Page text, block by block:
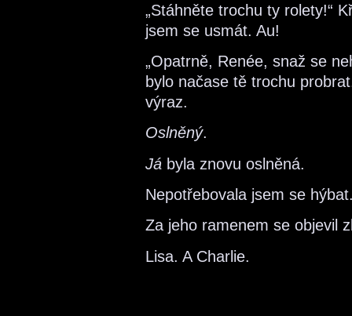
„Stáhněte trochu ty rolety!“
jsem se usmát. Au!
„Opatrně, Renée, snaž se
bylo načase tě trochu
výraz.
Oslněný.
Já byla znovu oslněná.
Nepotřebovala jsem se
Za jeho ramenem se objevil
Lisa. A Charlie.